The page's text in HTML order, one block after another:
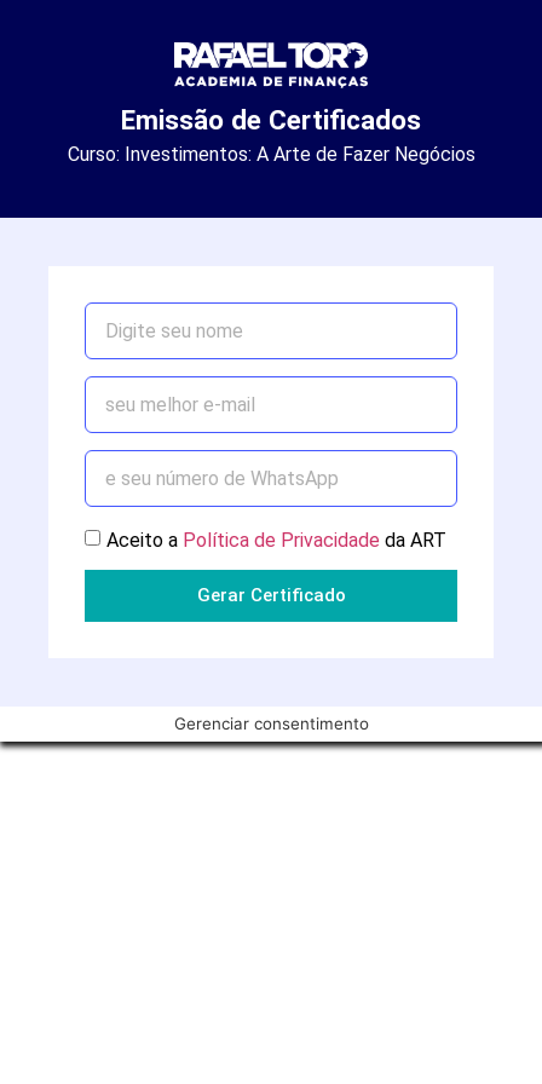
Emissão de Certificados
Curso: Investimentos: A Arte de Fazer Negócios
Aceito a Política de Privacidade da ART
Gerar Certificado
Gerenciar consentimento